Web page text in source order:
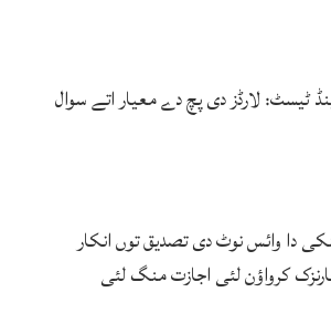
ٹیسٹ: لارڈز دی پچ دے معیار اتے سوال
دا وائس نوٹ دی تصدیق توں انکار
کرواؤن لئی اجازت منگ لئی